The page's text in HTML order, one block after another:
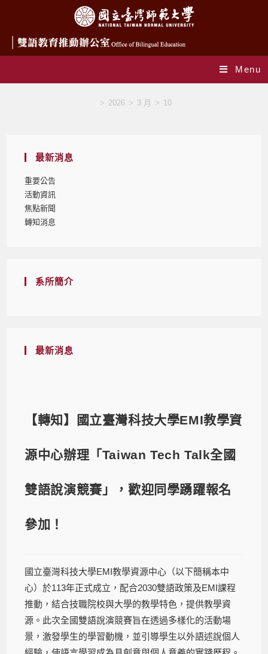
Menu
> 2026 > 3 月 > 10
最新消息
重要公告
活動資訊
焦點新聞
轉知消息
系所簡介
最新消息
【轉知】國立臺灣科技大學EMI教學資
源中心辦理「Taiwan Tech Talk全國
雙語說演競賽」，歡迎同學踴躍報名
參加！
國立臺灣科技大學EMI教學資源中心（以下簡稱本中
心）於113年正式成立，配合2030雙語政策及EMI課程
推動，結合技職院校與大學的教學特色，提供教學資
源。此次全國雙語說演競賽旨在透過多樣化的活動場
景，激發學生的學習動機，並引導學生以外語述說個人